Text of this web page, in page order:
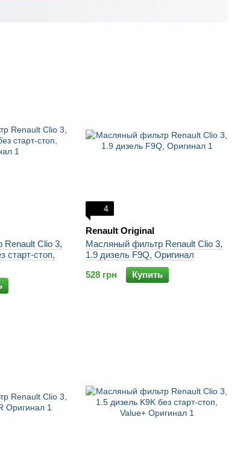
Clio 3,
старт-стоп,
4
Renault Original
Масляный фильтр Renault Clio 3,
1.9 дизель F9Q, Оригинал
528 грн
Купить